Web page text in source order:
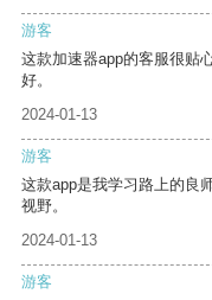
游客
这款加速器app的客服很贴
好。
2024-01-13
游客
这款app是我学习路上的良
视野。
2024-01-13
游客